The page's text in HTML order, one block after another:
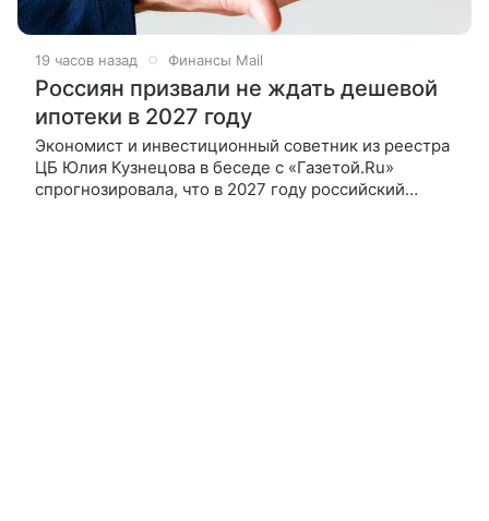
19 часов назад Финансы Mail
Россиян призвали не ждать дешевой
ипотеки в 2027 году
Экономист и инвестиционный советник из реестра
ЦБ Юлия Кузнецова в беседе с «Газетой.Ru»
спрогнозировала, что в 2027 году российский